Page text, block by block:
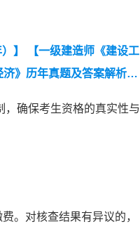
】
【一级建造师《建设工
济》历年真题及答案解析汇
，确保考生资格的真实性与
。对核查结果有异议的，